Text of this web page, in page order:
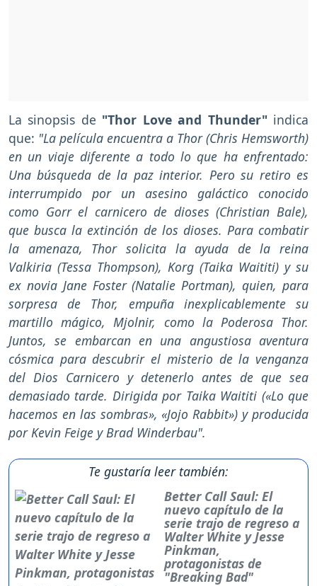
La sinopsis de "Thor Love and Thunder" indica
que: "La película encuentra a Thor (Chris Hemsworth)
en un viaje diferente a todo lo que ha enfrentado:
Una búsqueda de la paz interior. Pero su retiro es
interrumpido por un asesino galáctico conocido
como Gorr el carnicero de dioses (Christian Bale),
que busca la extinción de los dioses. Para combatir
la amenaza, Thor solicita la ayuda de la reina
Valkiria (Tessa Thompson), Korg (Taika Waititi) y su
ex novia Jane Foster (Natalie Portman), quien, para
sorpresa de Thor, empuña inexplicablemente su
martillo mágico, Mjolnir, como la Poderosa Thor.
Juntos, se embarcan en una angustiosa aventura
cósmica para descubrir el misterio de la venganza
del Dios Carnicero y detenerlo antes de que sea
demasiado tarde. Dirigida por Taika Waititi («Lo que
hacemos en las sombras», «Jojo Rabbit») y producida
por Kevin Feige y Brad Winderbau".
Te gustaría leer también:
Better Call Saul: El
nuevo capítulo de la
serie trajo de regreso a
Walter White y Jesse
Pinkman,
protagonistas de
"Breaking Bad"